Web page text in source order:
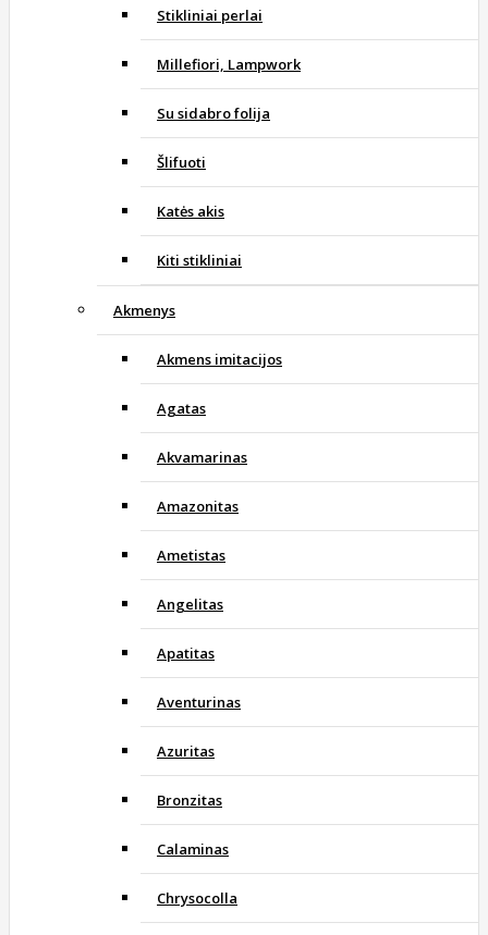
Stikliniai perlai
Millefiori, Lampwork
Su sidabro folija
Šlifuoti
Katės akis
Kiti stikliniai
Akmenys
Akmens imitacijos
Agatas
Akvamarinas
Amazonitas
Ametistas
Angelitas
Apatitas
Aventurinas
Azuritas
Bronzitas
Calaminas
Chrysocolla